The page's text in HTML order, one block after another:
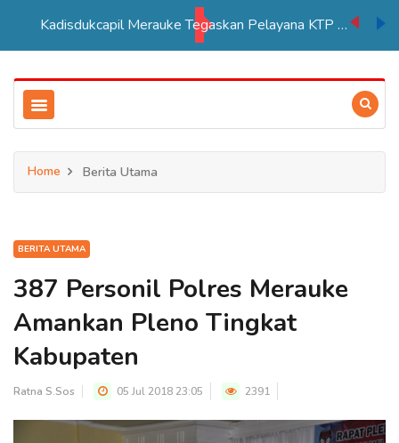
Kadisdukcapil Merauke Tegaskan Pelayana KTP Sesuai SOP
Home Berita Utama
BERITA UTAMA
387 Personil Polres Merauke
Amankan Pleno Tingkat
Kabupaten
Ratna S.Sos 05 Jul 2018 23:05 2391